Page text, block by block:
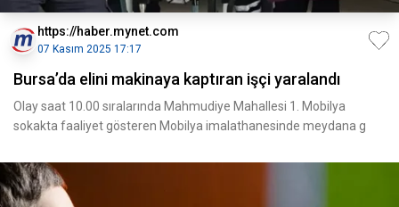
https://haber.mynet.com
07 Kasım 2025 17:17
Bursa’da elini makinaya kaptıran işçi yaralandı
Olay saat 10.00 sıralarında Mahmudiye Mahallesi 1. Mobilya
sokakta faaliyet gösteren Mobilya imalathanesinde meydana g